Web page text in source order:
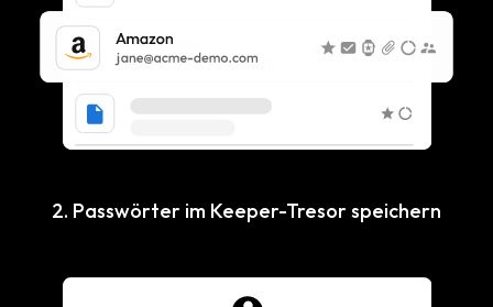
2. Passwörter im Keeper-Tresor speichern